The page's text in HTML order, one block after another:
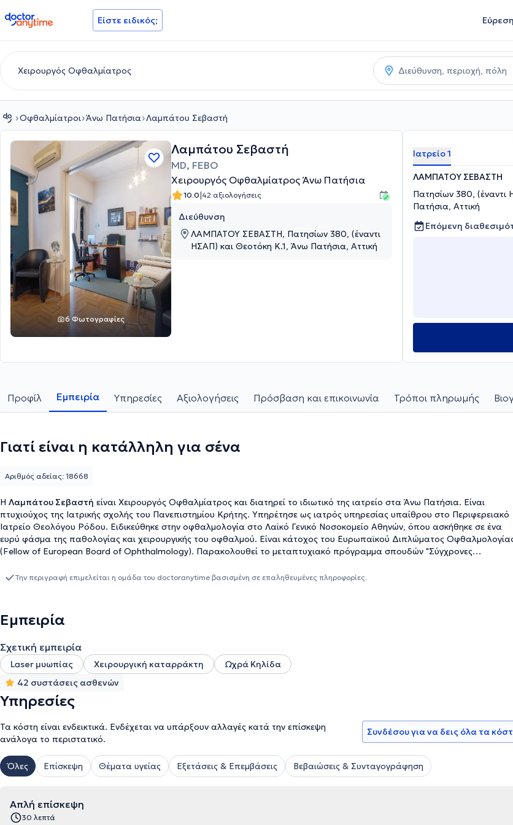
doctoranytime Είστε ειδικός; Εύρεση
Οφθαλμίατροι Άνω Πατήσια Λαμπάτου Σεβαστή
6 Φωτογραφίες
Λαμπάτου Σεβαστή
MD, FEBO
Χειρουργός Οφθαλμίατρος Άνω Πατήσια
10.0|42 αξιολογήσεις
Διεύθυνση
ΛΑΜΠΑΤΟΥ ΣΕΒΑΣΤΗ, Πατησίων 380, (έναντι
ΗΣΑΠ) και Θεοτόκη Κ.1, Άνω Πατήσια, Αττική
Ιατρείο 1
ΛΑΜΠΑΤΟΥ ΣΕΒΑΣΤΗ
Πατησίων 380,
Πατήσια, Αττική
Επόμενη
Προφίλ Εμπειρία Υπηρεσίες Αξιολογήσεις Πρόσβαση και επικοινωνία Τρόποι πληρωμής
Γιατί είναι η κατάλληλη για σένα
Η Λαμπάτου Σεβαστή είναι Xειρουργός Οφθαλμίατρος και διατηρεί το ιδιωτικό της ιατρείο στα Άνω Πατήσια. Είναι
πτυχιούχος της Ιατρικής σχολής του Πανεπιστημίου Κρήτης. Υπηρέτησε ως ιατρός υπηρεσίας υπαίθρου στο Περιφερειακό
Ιατρείο Θεολόγου Ρόδου. Ειδικεύθηκε στην οφθαλμολογία στο Λαϊκό Γενικό Νοσοκομείο Αθηνών, όπου ασκήθηκε σε ένα
ευρύ φάσμα της παθολογίας και χειρουργικής του οφθαλμού. Είναι κάτοχος του Ευρωπαϊκού Διπλώματος Οφθαλμολογίας
(Fellow of European Board of Ophthalmology). Παρακολουθεί το μεταπτυχιακό πρόγραμμα σπουδών "Σύγχρονες
Καποδιστριακού Πανεπιστημίου Αθηνών. Αναλαμβάνει επεμβάσεις καταρράκτη και διαθλαστικής χειρουργικής (Laser
συμμετάσχει σε πληθώρα οφθαλμολογικών συνεδρίων και είναι μέλος της Ελληνικής Οφθαλμολογικής Εταιρείας και του
Ιατρικού Συλλόγου Αθηνών.
Αριθμός αδείας: 18668
Την περιγραφή επιμελείται η ομάδα του doctoranytime βασισμένη σε επαληθευμένες πληροφορίες.
Εμπειρία
Σχετική εμπειρία
Laser μυωπίας Χειρουργική καταρράκτη
Ωχρά Κηλίδα
42 συστάσεις ασθενών
Υπηρεσίες
Τα κόστη είναι ενδεικτικά. Ενδέχεται να υπάρξουν αλλαγές κατά την επίσκεψη
ανάλογα το περιστατικό.
Συνδέσου για να δεις όλα τα
Όλες Επίσκεψη Θέματα υγείας Εξετάσεις & Επεμβάσεις Βεβαιώσεις & Συνταγογράφηση
Απλή επίσκεψη
30 λεπτά